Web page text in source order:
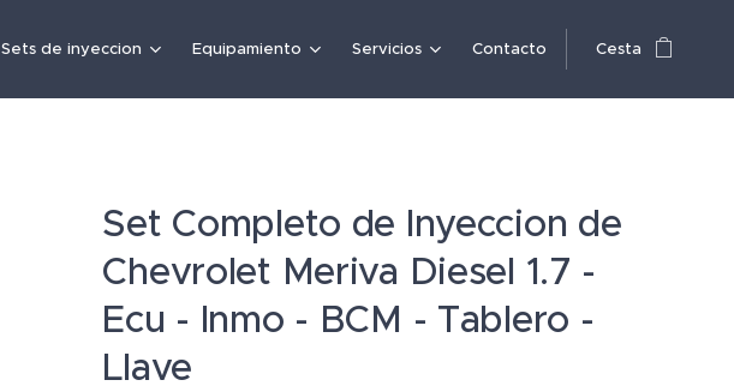
Sets de inyeccion Equipamiento Servicios Contacto Cesta
Set Completo de Inyeccion de
Chevrolet Meriva Diesel 1.7 -
Ecu - Inmo - BCM - Tablero -
Llave